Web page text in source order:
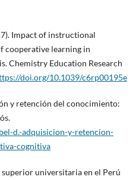
Impact of instructional
cooperative learning in
Chemistry Education Research
doi.org/10.1039/c6rp00195e
y retención del conocimiento:
d.-adquisicion-y-retencion-
cognitiva
superior universitaria en el Perú